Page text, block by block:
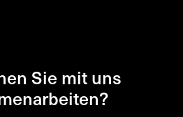
Sie mit uns